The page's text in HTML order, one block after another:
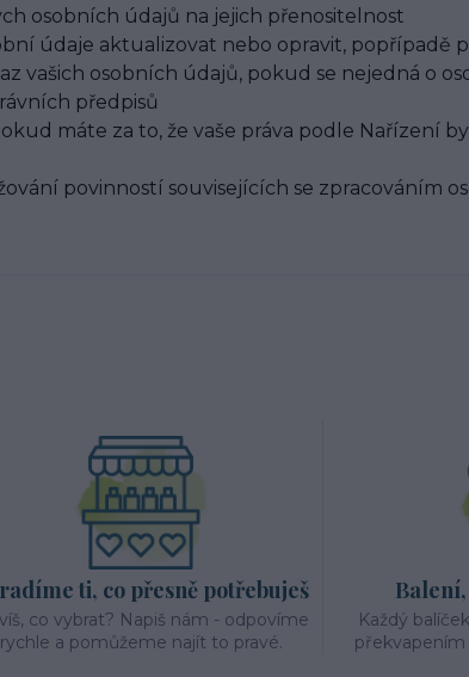
osobních údajů na jejich přenositelnost
údaje aktualizovat nebo opravit, popřípadě
vašich osobních údajů, pokud se nejedná o
předpisů
máte za to, že vaše práva podle Nařízení
povinností souvisejících se zpracováním
ti, co přesně potřebuješ
co vybrat? Napiš nám - odpovíme
rychle a pomůžeme najít to pravé.
Každý
překvapením